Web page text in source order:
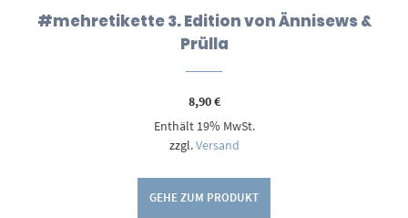
#mehretikette 3. Edition von Ännisews &
Prülla
8,90€
Enthält 19% MwSt.
zzgl.Versand
GEHE ZUM PRODUKT